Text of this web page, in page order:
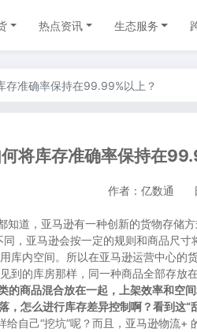
热点资讯 生态服务
存准确率保持在99.99%以上？
将库存准确率保持在
作者：亿数通
知道，亚马逊有一种创新的货物存储
，亚马逊会按一定的规则和商品尺寸
库内空间。所以在亚马逊运营中心的
到的库房那样，同一种商品全部存放
的商品混合放在一起，上架效率和空
，怎么进行库存差异控制啊？看到这“
给自己“挖坑”呢？而且，亚马逊物流+